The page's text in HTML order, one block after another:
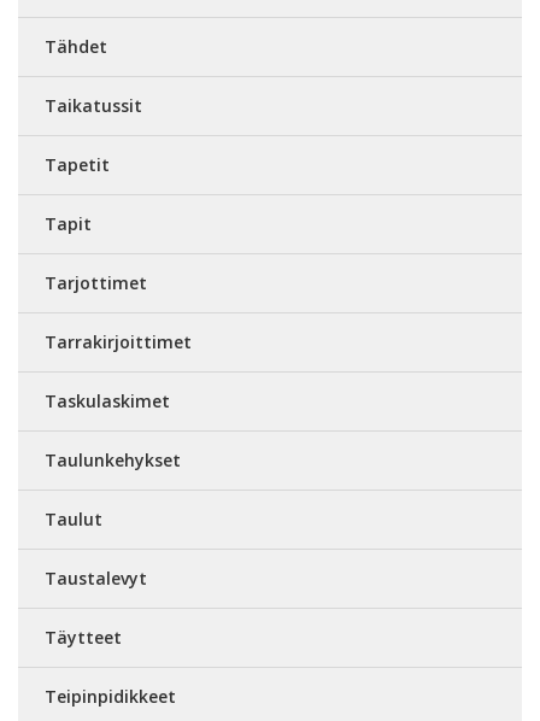
Tähdet
Taikatussit
Tapetit
Tapit
Tarjottimet
Tarrakirjoittimet
Taskulaskimet
Taulunkehykset
Taulut
Taustalevyt
Täytteet
Teipinpidikkeet